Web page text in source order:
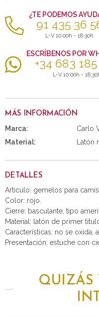
¿TE PODEMOS
91 435 36
L-V 10:00h - 18:30h
ESCRÍBENOS POR
+34 683
L-V 10:00h -
MÁS INFORMACIÓN
Marca:
Carlo
Material:
Latón
DETALLES
Articulo: gemelos para
Color: rojo.
Cierre: basculante, tipo
Material: latón de primer
Características: no se oxida,
Presentación: estuche con
QUIZÁS